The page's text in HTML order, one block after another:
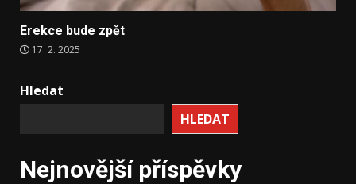
Erekce bude zpět
17. 2. 2025
Hledat
HLEDAT
Nejnovější příspěvky